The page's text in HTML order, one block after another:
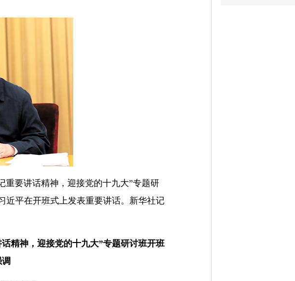
重要讲话精神，迎接党的十九大”专题研
近平在开班式上发表重要讲话。新华社记
精神，迎接党的十九大”专题研讨班开班